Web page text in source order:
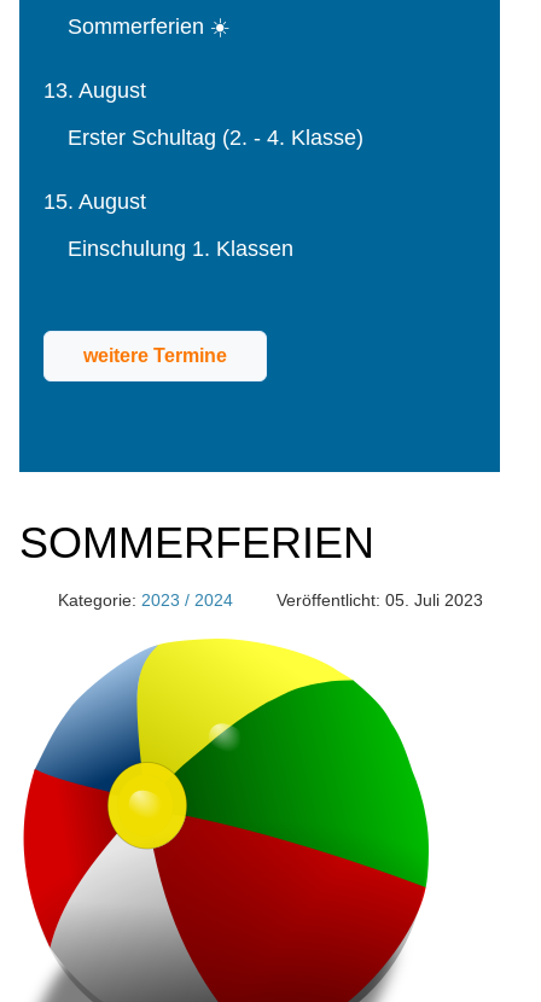
Sommerferien ☀️
13. August
Erster Schultag (2. - 4. Klasse)
15. August
Einschulung 1. Klassen
weitere Termine
SOMMERFERIEN
Kategorie:2023 / 2024 Veröffentlicht: 05. Juli 2023